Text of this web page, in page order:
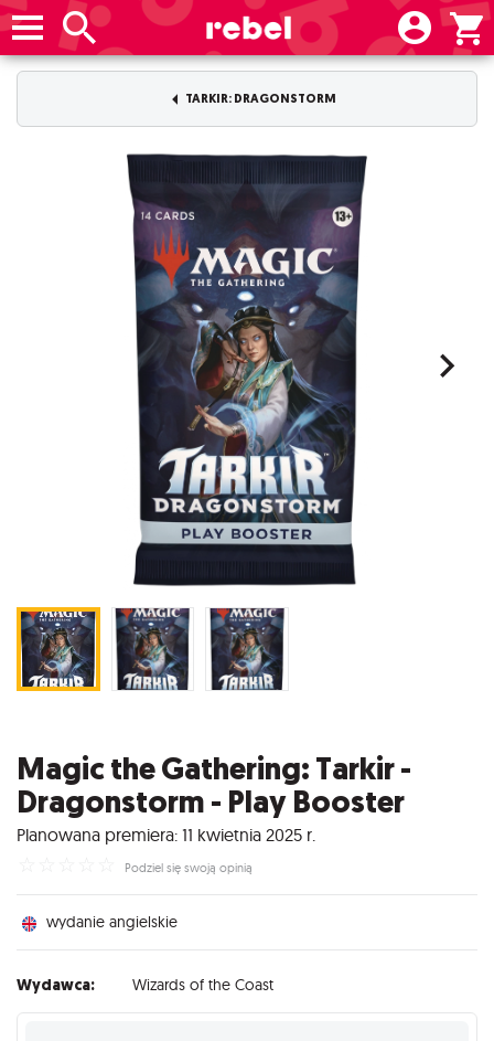
TARKIR: DRAGONSTORM
Magic the Gathering: Tarkir -
Dragonstorm - Play Booster
Planowana premiera: 11 kwietnia 2025 r.
Podziel się swoją opinią
wydanie angielskie
Wydawca: Wizards of the Coast